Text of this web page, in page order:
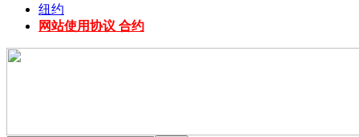
纽约
网站使用协议 合约